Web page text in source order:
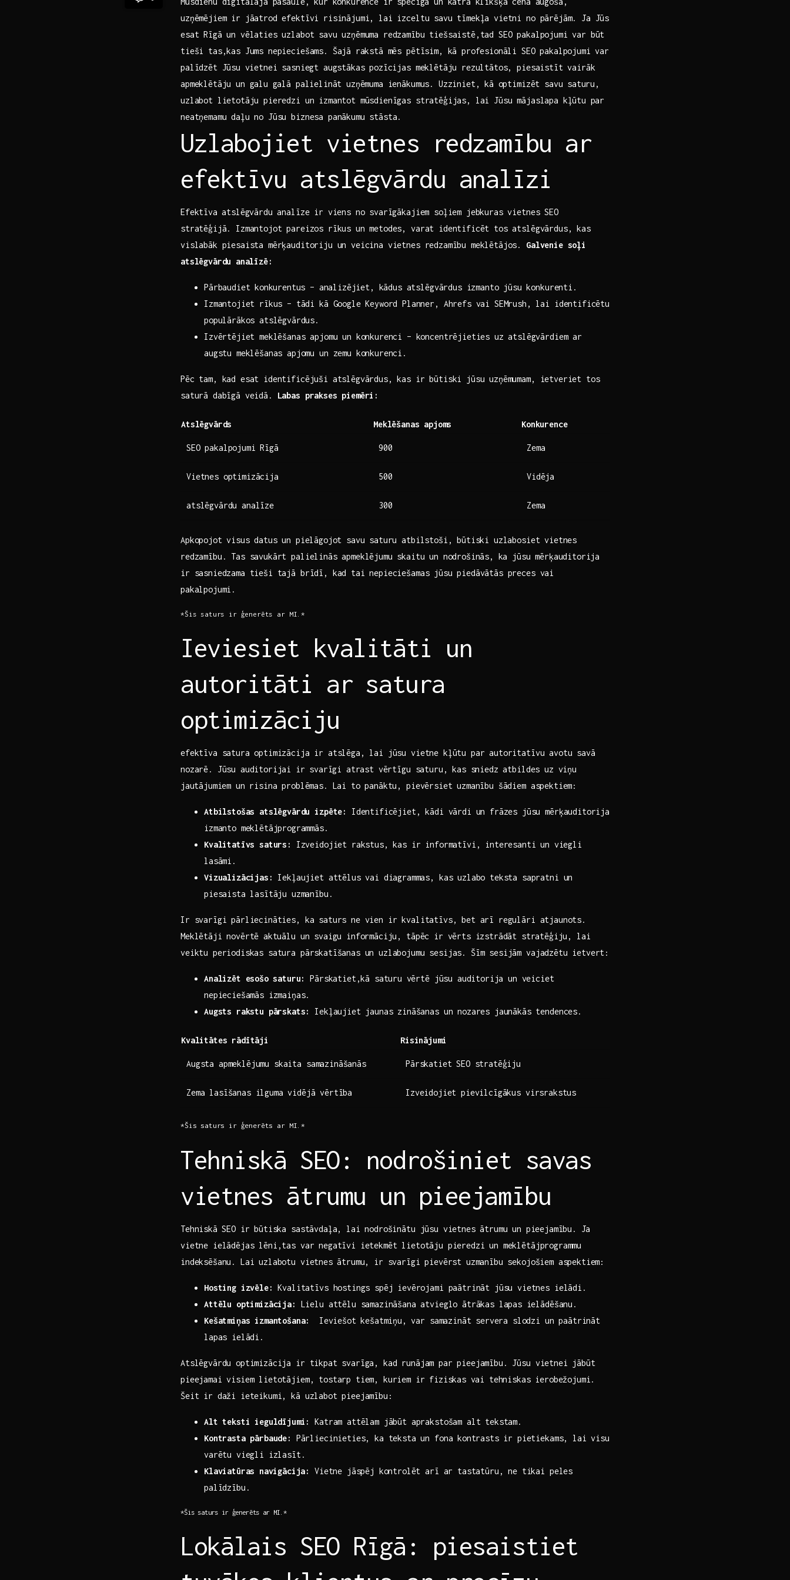
uzņēmējiem​ ir jāatrod efektīvi risinājumi, lai izceltu savu tīmekļa vietni no pārējām. ‌Ja Jūs
esat Rīgā un vēlaties uzlabot savu uzņēmuma redzamību tiešsaistē,tad SEO pakalpojumi var būt
tieši tas,kas Jums nepieciešams. Šajā ⁢rakstā mēs pētīsim, kā profesionāli SEO pakalpojumi var
palīdzēt Jūsu⁤ vietnei sasniegt augstākas pozīcijas meklētāju rezultātos,​ piesaistīt ‍vairāk
apmeklētāju un galu⁢ galā palielināt uzņēmuma ienākumus. Uzziniet, ⁤kā optimizēt savu⁣ saturu,
uzlabot lietotāju pieredzi un izmantot mūsdienīgas stratēģijas, lai Jūsu mājaslapa kļūtu⁣ par
‌neatņemamu daļu no Jūsu biznesa panākumu stāsta.
Uzlabojiet vietnes redzamību ar
efektīvu atslēgvārdu analīzi
Efektīva ⁢atslēgvārdu ​analīze ir viens no svarīgākajiem soļiem jebkuras vietnes SEO
stratēģijā. Izmantojot pareizos rīkus un metodes, varat identificēt tos atslēgvārdus, kas
vislabāk piesaista mērķauditoriju un veicina vietnes redzamību meklētājos. Galvenie soļi
atslēgvārdu ⁢analīzē:
Pārbaudiet⁣ konkurentus – ⁢analizējiet, kādus ‍atslēgvārdus izmanto jūsu konkurenti.
Izmantojiet rīkus – tādi kā Google Keyword Planner, Ahrefs vai SEMrush, ​lai identificētu
populārākos atslēgvārdus.
Izvērtējiet meklēšanas apjomu ​un konkurenci – koncentrējieties uz atslēgvārdiem ⁢ar
augstu meklēšanas apjomu un zemu konkurenci.
Pēc ​tam, kad esat identificējuši atslēgvārdus, kas​ ir būtiski jūsu uzņēmumam, ietveriet tos
saturā dabīgā veidā. Labas prakses piemēri:
Atslēgvārds Meklēšanas apjoms Konkurence
SEO pakalpojumi Rīgā 900 Zema
Vietnes optimizācija 500 Vidēja
atslēgvārdu analīze 300 Zema
Apkopojot ⁤visus datus un pielāgojot savu saturu atbilstoši, būtiski uzlabosiet vietnes
redzamību. Tas savukārt palielinās apmeklējumu skaitu un ⁣nodrošinās, ⁣ka jūsu‌ mērķauditorija
ir sasniedzama tieši tajā brīdī, kad tai nepieciešamas jūsu piedāvātās preces vai
pakalpojumi.
*Šis saturs ir ģenerēts ar MI.*
Ieviesiet kvalitāti un
autoritāti ar⁣ satura
optimizāciju
efektīva satura optimizācija ir atslēga, lai jūsu vietne kļūtu par autoritatīvu avotu savā
nozarē. Jūsu auditorijai⁢ ir⁣ svarīgi atrast vērtīgu saturu, kas sniedz atbildes uz viņu
⁣jautājumiem un‍ risina problēmas. Lai to panāktu, pievērsiet uzmanību ​šādiem aspektiem:
Atbilstošas atslēgvārdu izpēte:
Identificējiet, kādi vārdi un frāzes jūsu mērķauditorija
izmanto meklētājprogrammās.
Kvalitatīvs saturs:
Izveidojiet rakstus, kas ir informatīvi, interesanti⁢ un viegli
‌lasāmi.
Vizualizācijas:
Iekļaujiet attēlus vai diagrammas, kas uzlabo teksta sapratni un
piesaista lasītāju uzmanību.
Ir svarīgi pārliecināties, ka saturs ne vien ir kvalitatīvs, bet arī regulāri atjaunots.
Meklētāji novērtē ⁢aktuālu un svaigu informāciju, tāpēc ir vērts izstrādāt⁢ stratēģiju, lai
veiktu periodiskas satura pārskatīšanas un uzlabojumu‍ sesijas. Šīm sesijām vajadzētu ietvert:
Analizēt esošo ⁢saturu:
Pārskatiet,kā saturu ⁣vērtē jūsu auditorija un veiciet
nepieciešamās izmaiņas.
Augsts rakstu pārskats:
Iekļaujiet jaunas zināšanas un nozares jaunākās tendences.
Kvalitātes rādītāji Risinājumi
Augsta apmeklējumu skaita‍ samazināšanās Pārskatiet SEO stratēģiju
Zema lasīšanas ilguma vidējā⁢ vērtība Izveidojiet pievilcīgākus ‍virsrakstus
*Šis saturs ir ģenerēts ar ​MI.*
Tehniskā SEO: nodrošiniet savas
vietnes ātrumu un ⁢pieejamību
Tehniskā⁣ SEO ir būtiska sastāvdaļa, lai nodrošinātu jūsu vietnes ātrumu⁣ un ‌pieejamību.⁣ Ja
vietne ielādējas lēni,tas var negatīvi ietekmēt lietotāju pieredzi un meklētājprogrammu
indeksēšanu. Lai uzlabotu vietnes⁤ ātrumu, ir ‍svarīgi pievērst uzmanību sekojošiem aspektiem:
Hosting izvēle: ​Kvalitatīvs hostings spēj‍ ievērojami paātrināt jūsu vietnes ielādi.
Attēlu optimizācija:
Lielu attēlu samazināšana atvieglo ātrākas‍ lapas ⁤ielādēšanu.
Kešatmiņas‌ izmantošana:
⁣ Ieviešot kešatmiņu,⁣ var ‍samazināt servera slodzi un paātrināt
lapas ielādi.
Atslēgvārdu optimizācija ir tikpat svarīga, kad runājam ​par pieejamību. Jūsu vietnei jābūt
pieejamai visiem lietotājiem, tostarp tiem, kuriem⁣ ir fiziskas⁣ vai tehniskas ierobežojumi.
Šeit ir daži ieteikumi,​ kā uzlabot pieejamību:
Alt teksti ‍ieguldījumi:
Katram attēlam jābūt aprakstošam alt tekstam.
Kontrasta pārbaude:
Pārliecinieties, ka teksta un fona⁤ kontrasts ir pietiekams, lai visu
varētu viegli izlasīt.
Klaviatūras⁢ navigācija:
Vietne jāspēj kontrolēt arī ar tastatūru, ne tikai ​peles
palīdzību.
*Šis saturs ir ģenerēts‌ ar ⁣MI.*
Lokālais SEO Rīgā: piesaistiet